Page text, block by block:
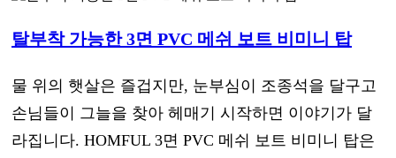
탈부착 가능한 3면 PVC 메쉬 보트 비미니 탑
물 위의 햇살은 즐겁지만, 눈부심이 조종석을 달구고
손님들이 그늘을 찾아 헤매기 시작하면 이야기가 달
라집니다. HOMFUL 3면 PVC 메쉬 보트 비미니 탑은